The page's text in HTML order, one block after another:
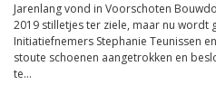
Jarenlang vond in Voorschoten
2019 stilletjes ter ziele, maar nu wordt
Initiatiefnemers Stephanie Teunissen
stoute schoenen aangetrokken en
te...